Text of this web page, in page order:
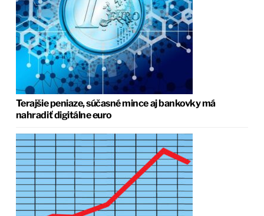
Terajšie peniaze, súčasné mince aj bankovky má
nahradiť digitálne euro